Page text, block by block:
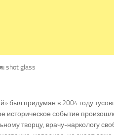
shot glass
был придуман в 2004 году
историческое событие
творцу, врачу-наркологу